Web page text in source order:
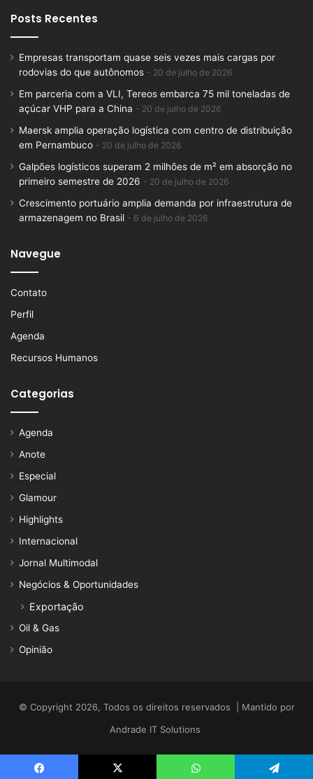
Posts Recentes
Empresas transportam quase seis vezes mais cargas por
rodovias do que autônomos
20 de julho de 2026
Em parceria com a VLI, Tereos embarca 75 mil toneladas de
açúcar VHP para a China
20 de julho de 2026
Maersk amplia operação logística com centro de distribuição
em Pernambuco
20 de julho de 2026
Galpões logísticos superam 2 milhões de m² em absorção no
primeiro semestre de 2026
20 de julho de 2026
Crescimento portuário amplia demanda por infraestrutura de
armazenagem no Brasil
6 de julho de 2026
Navegue
Contato
Perfil
Agenda
Recursos Humanos
Categorias
Agenda
Anote
Especial
Glamour
Highlights
Internacional
Jornal Multimodal
Negócios & Oportunidades
Exportação
Oil & Gas
Opinião
© Copyright 2026, Todos os direitos reservados | Mantido por
Andrade IT Solutions